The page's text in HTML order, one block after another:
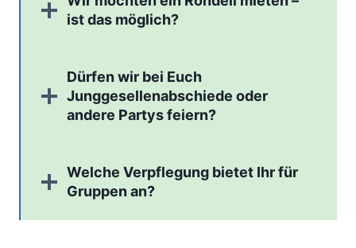
ist das möglich?
Dürfen wir bei Euch
Junggesellenabschiede oder
andere Partys feiern?
Welche Verpflegung bietet Ihr für
Gruppen an?